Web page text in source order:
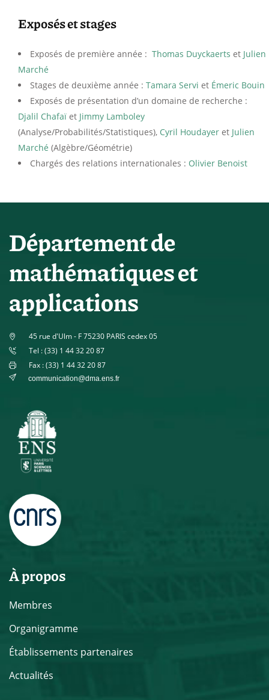
Exposés et stages
Exposés de première année : Thomas Duyckaerts et Julien
Marché
Stages de deuxième année : Tamara Servi et Émeric Bouin
Exposés de présentation d’un domaine de recherche :
Djalil Chafaï et Jimmy Lamboley
(Analyse/Probabilités/Statistiques), Cyril Houdayer et Julien
Marché (Algèbre/Géométrie)
Chargés des relations internationales : Olivier Benoist
Département de
mathématiques et
applications
45 rue d'Ulm - F 75230 PARIS cedex 05
Tel : (33) 1 44 32 20 87
Fax : (33) 1 44 32 20 87
communication@dma.ens.fr
À propos
Membres
Organigramme
Établissements partenaires
Actualités